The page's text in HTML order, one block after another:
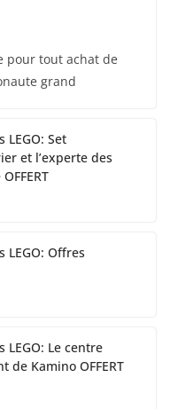
pour tout achat de
grand
LEGO: Set
et l’experte des
LEGO: Offres
LEGO: Le centre
de Kamino OFFERT